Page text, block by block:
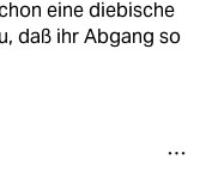
eine diebische
daß ihr Abgang so